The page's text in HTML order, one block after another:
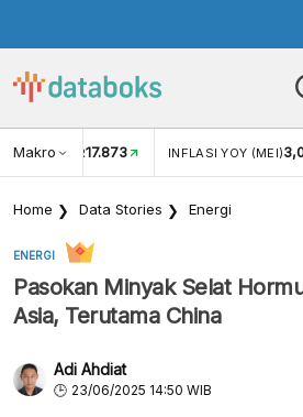
MakroUSD/IDR17.873 INFLASI YOY (MEI)
Home Data Stories Energi
ENERGI
Pasokan Minyak Selat
Asia, Terutama China
Adi Ahdiat
23/06/2025 14:50 WIB